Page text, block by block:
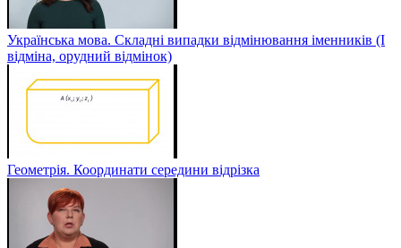
Українська мова. Складні випадки відмінювання іменників (І
відміна, орудний відмінок)
Геометрія. Координати середини відрізка